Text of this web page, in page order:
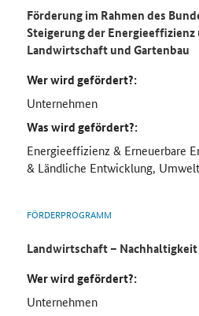
Förderung im Rahmen des
Steigerung der Energieeffizienz
Landwirtschaft und Gartenbau
Wer wird gefördert?:
Unternehmen
Was wird gefördert?:
Energieeffizienz & Erneuerbare
& Ländliche Entwicklung,
FÖRDERPROGRAMM
Landwirtschaft – Nachhaltigkeit
Wer wird gefördert?:
Unternehmen